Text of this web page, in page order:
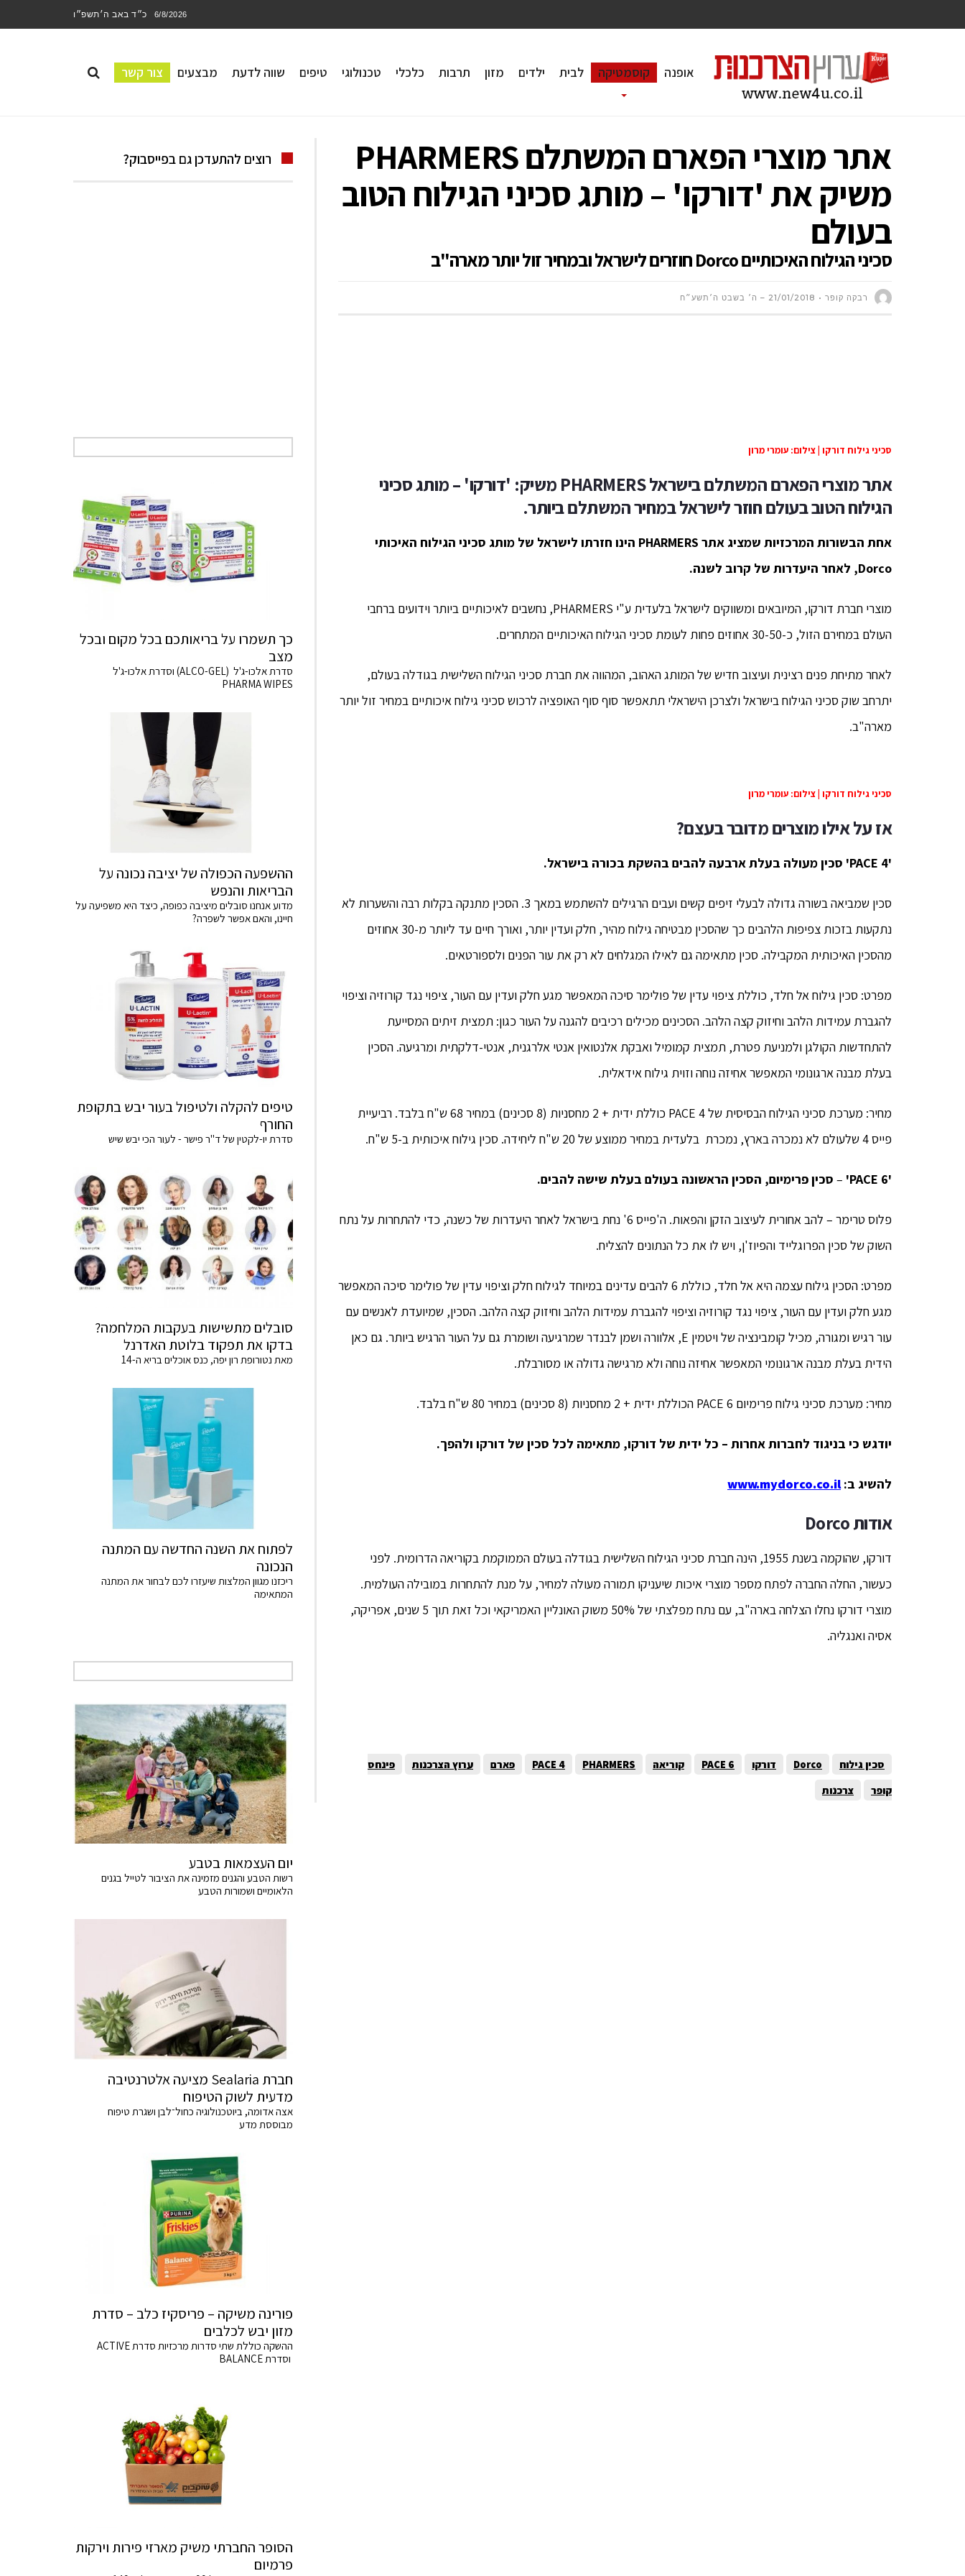
6/8/2026 כ״ד באב ה׳תשפ״ו
אופנה קוסמטיקה לבית ילדים מזון תרבות כלכלי טכנולוגי טיפים שווה לדעת מבצעים צור קשר
אתר מוצרי הפארם המשתלם PHARMERS
משיק את 'דורקו' – מותג סכיני הגילוח הטוב
בעולם
סכיני הגילוח האיכותיים Dorco חוזרים לישראל ובמחיר זול יותר מארה"ב
רבקה קופר 21/01/2018 – ה׳ בשבט ה׳תשע״ח
סכיני גילוח דורקו | צילום: עומרי מרון
אתר מוצרי הפארם המשתלם בישראל PHARMERS משיק: '
דורקו' – מותג סכיני
הגילוח הטוב בעולם חוזר לישראלבמחיר המשתלם ביותר.
אחת הבשורות המרכזיות שמציג אתר PHARMERS הינו חזרתו לישראל של מותג סכיני הגילוח האיכותי
Dorco, לאחר היעדרות של קרוב לשנה.
מוצרי חברת דורקו, המיובאים ומשווקים לישראל בלעדית ע"י PHARMERS, נחשבים לאיכותיים ביותר וידועים ברחבי
העולם במחירם הזול, כ-30-50 אחוזים פחות לעומת סכיני הגילוח האיכותיים המתחרים.
לאחר מתיחת פנים רצינית ועיצוב חדיש של המותג האהוב, המהווה את חברת סכיני הגילוח השלישית בגודלה בעולם,
יתרחב שוק סכיני הגילוח בישראל ולצרכן הישראלי תתאפשר סוף סוף האופציה לרכוש סכיני גילוח איכותיים במחיר זול יותר
מארה"ב.
סכיני גילוח דורקו | צילום: עומרי מרון
אז על אילו מוצרים מדובר בעצם?
'PACE 4' סכין מעולה בעלת ארבעה להבים בהשקת בכורה בישראל.
סכין שמביאה בשורה גדולה לבעלי זיפים קשים ועבים הרגילים להשתמש במאך 3. הסכין מתנקה בקלות רבה והשערות לא
נתקעות בזכות צפיפות הלהבים כך שהסכין מבטיחה גילוח מהיר, חלק ועדין יותר, ואורך חיים עד ליותר מ-30 אחוזים
מהסכין האיכותית המקבילה. סכין מתאימה גם לאילו המגלחים לא רק את עור הפנים ולספורטאים.
מפרט: סכין גילוח אל חלד, כוללת ציפוי עדין של פולימר סיכה המאפשר מגע חלק ועדין עם העור, ציפוי נגד קורוזיה וציפוי
להגברת עמידות הלהב וחיזוק קצה הלהב. הסכינים מכילים רכיבים להגנה על העור כגון: תמצית זיתים המסייעת
להתחדשות הקולגן ולמניעת פטרת, תמצית קמומיל ואבקת אלנטואין אנטי אלרגנית, אנטי-דלקתית ומרגיעה. הסכין
בעלת מבנה ארגונומי המאפשר אחיזה נוחה וזוית גילוח אידאלית.
מחיר: מערכת סכיני הגילוח הבסיסית של PACE 4 כוללת ידית + 2 מחסניות (8 סכינים) במחיר 68 ש"ח בלבד. רביעיית
פייס 4 שלעולם לא נמכרה בארץ, נמכרת בלעדית במחיר ממוצע של 20 ש"ח ליחידה. סכין גילוח איכותית ב-5 ש"ח.
'PACE 6'
– סכין פרימיום, הסכין הראשונה בעולם בעלת שישה להבים.
פלוס טרימר – להב אחורית לעיצוב הזקן והפאות. ה'פייס 6' נחת בישראל לאחר היעדרות של כשנה, כדי להתחרות על נתח
השוק של סכין הפרוגלייד והפיוז'ן, ויש לו את כל הנתונים להצליח.
מפרט: הסכין גילוח עצמה היא אל חלד, כוללת 6 להבים עדינים במיוחד לגילוח חלק וציפוי עדין של פולימר סיכה המאפשר
מגע חלק ועדין עם העור, ציפוי נגד קורוזיה וציפוי להגברת עמידות הלהב וחיזוק קצה הלהב. הסכין, שמיועדת לאנשים עם
עור רגיש ומגורה, מכיל קומבינציה של ויטמין E, אלוורה ושמן לבנדר שמרגיעה ושומרת גם על העור הרגיש ביותר. גם כאן
הידית בעלת מבנה ארגונומי המאפשר אחיזה נוחה ולא מרגישה גדולה או מסורבלת.
מחיר: מערכת סכיני גילוח פרימיום 6 PACE הכוללת ידית + 2 מחסניות (8 סכינים) במחיר 80 ש"ח בלבד.
יודגש כי בניגוד לחברות אחרות – כל ידית של דורקו, מתאימה לכל סכין של דורקו ולהפך.
להשיג ב: www.mydorco.co.il
אודותDorco
דורקו, שהוקמה בשנת 1955, הינה חברת סכיני הגילוח השלישית בגודלה בעולם הממוקמת בקוריאה הדרומית. לפני
כעשור, החלה החברה לפתח מספר מוצרי איכות שיעניקו תמורה מעולה למחיר, על מנת להתחרות במובילה העולמית.
מוצרי דורקו נחלו הצלחה בארה"ב, עם נתח מפלצתי של 50% משוק האונליין האמריקאי וכל זאת תוך 5 שנים, אפריקה,
אסיה ואנגליה.
סכין גילוח Dorco דורקו PACE 6 קוריאה PACE 4 PHARMERS פארם ערוץ הצרכנות
פינחס
קופר
צרכנות
רוצים להתעדכן גם בפייסבוק?
כך תשמרו על בריאותכם בכל מקום ובכל
מצב
סדרת אלכו-ג'ל (ALCO-GEL) וסדרת אלכו-ג'ל
PHARMA WIPES
ההשפעה הכפולה של יציבה נכונה על
הבריאות והנפש
מדוע אנחנו סובלים מיציבה כפופה, כיצד היא משפיעה על
חיינו, והאם אפשר לשפרה?
טיפים להקלה ולטיפול בעור יבש בתקופת
החורף
סדרת יו-לקטין של ד"ר פישר - לעור הכי יבש שיש
סובלים מתשישות בעקבות המלחמה?
בדקו את תפקוד בלוטת האדרנל
מאת נטורופת רון יפה, כנס אוכלים בריא ה-14
לפתוח את השנה החדשה עם המתנה
הנכונה
ריכזנו מגוון המלצות שיעזרו לכם לבחור את המתנה
המתאימה
יום העצמאות בטבע
רשות הטבע והגנים מזמינה את הציבור לטייל בגנים
הלאומיים ושמורות הטבע
חברת Sealaria מציעה אלטרנטיבה
מדעית לשוק הטיפוח
אצה אדומה, ביוטכנולוגיה כחול־לבן ושגרת טיפוח
מבוססת מדע
פורינה משיקה – פריסקיז כלב – סדרת
מזון יבש לכלבים
ההשקה כוללת שתי סדרות מרכזיות סדרת ACTIVE
וסדרת BALANCE
הסופר החברתי משיק מארזי פירות וירקות
פרמיום